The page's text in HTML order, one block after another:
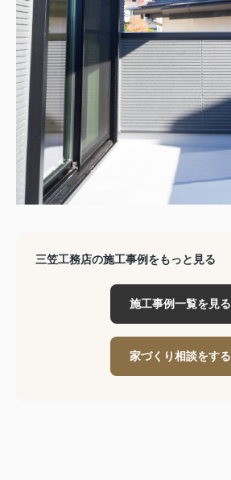
三笠工務店の施工事例をもっと見る
施工事例一覧を見る
家づくり相談をする